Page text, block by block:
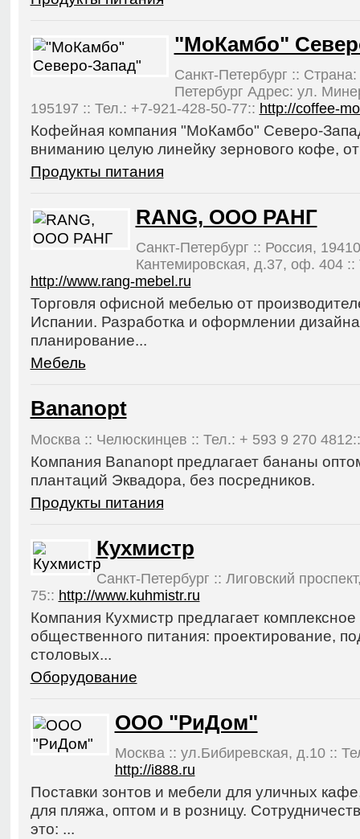
"МоКамбо"
Санкт-Петербург ::
Петербург Адрес: ул.
195197 :: Тел.: +7-921-428-50-77:: http://coffee-
Кофейная компания "МоКамбо" Северо-
вниманию целую линейку зернового кофе,
Продукты питания
RANG, ООО РАНГ
Санкт-Петербург :: Россия,
Кантемировская, д.37, оф. 404
http://www.rang-mebel.ru
Торговля офисной мебелью от
Испании. Разработка и оформлении
планирование...
Мебель
Bananopt
Москва :: Челюскинцев :: Тел.: + 593 9 270
Компания Bananopt предлагает бананы
плантаций Эквадора, без посредников.
Продукты питания
Кухмистр
Санкт-Петербург :: Лиговский
75:: http://www.kuhmistr.ru
Компания Кухмистр предлагает
общественного питания: проектирование,
столовых...
Оборудование
ООО "РиДом"
Москва :: ул.Бибиревская, д.10 ::
http://i888.ru
Поставки зонтов и мебели для уличных
для пляжа, оптом и в розницу.
это: ...